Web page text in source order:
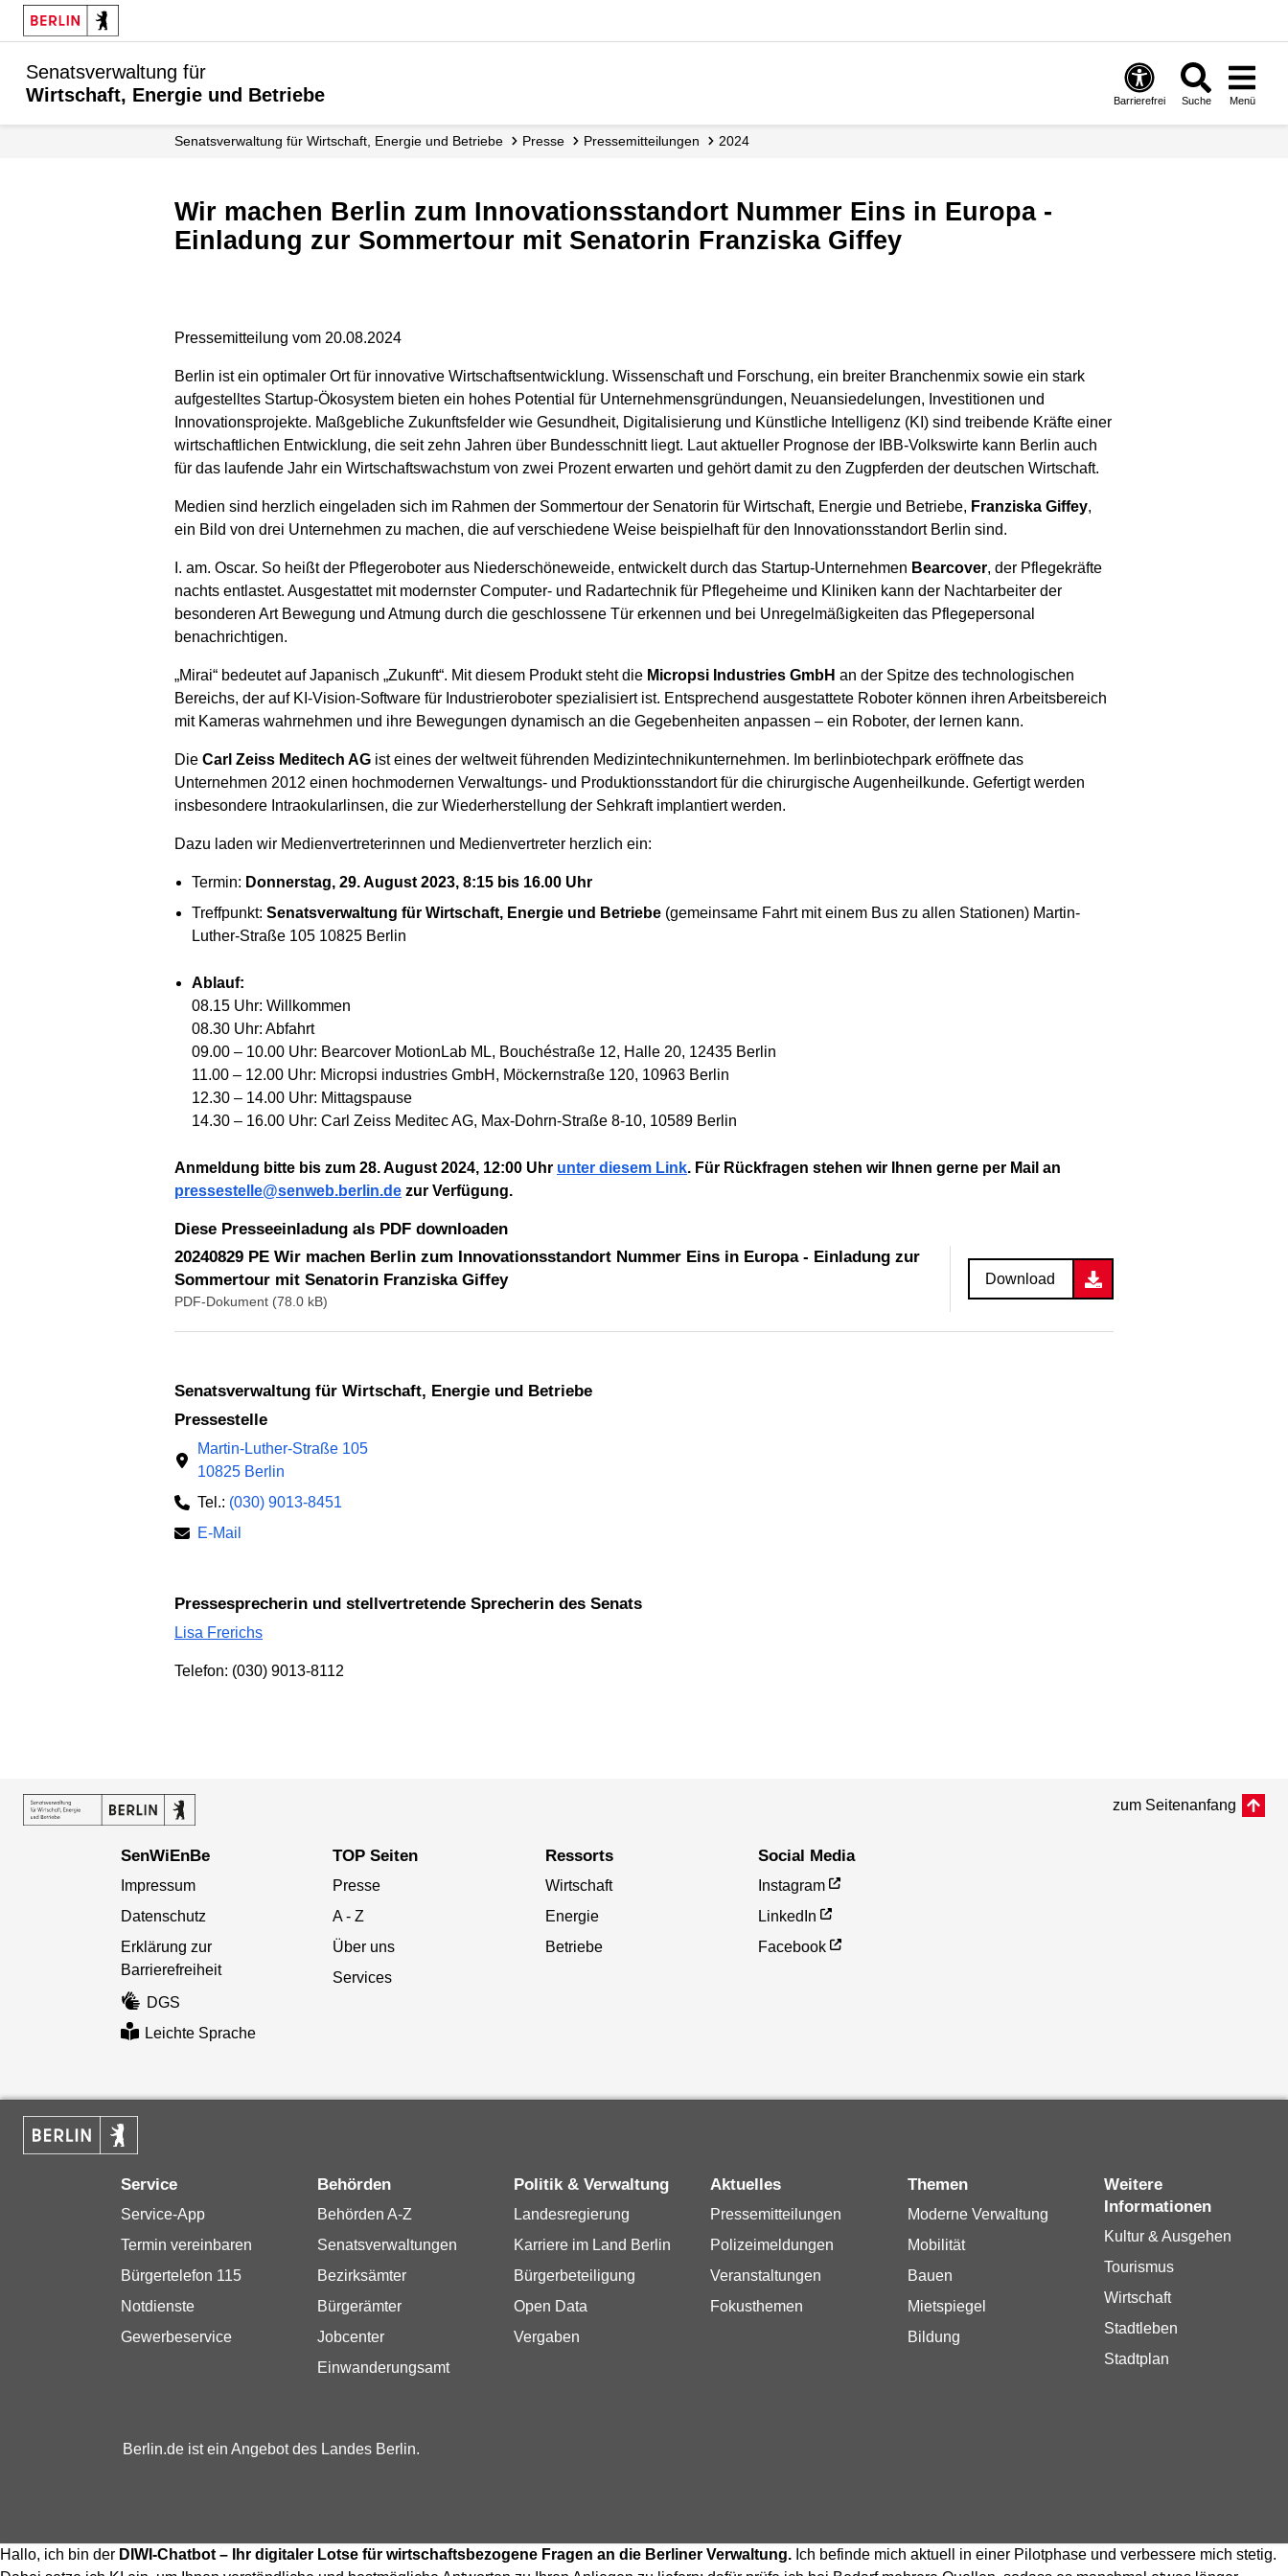
Senatsverwaltung für
Wirtschaft, Energie und Betriebe
Barrierefrei Suche Menü
Senats­verwaltung für Wirtschaft, Energie und Betriebe Presse Presse­mitteilungen 2024
Wir machen Berlin zum Innovationsstandort Nummer Eins in Europa -
Einladung zur Sommertour mit Senatorin Franziska Giffey
Pressemitteilung vom 20.08.2024
Berlin ist ein optimaler Ort für innovative Wirtschaftsentwicklung. Wissenschaft und Forschung, ein breiter Branchenmix sowie ein stark
aufgestelltes Startup-Ökosystem bieten ein hohes Potential für Unternehmensgründungen, Neuansiedelungen, Investitionen und
Innovationsprojekte. Maßgebliche Zukunftsfelder wie Gesundheit, Digitalisierung und Künstliche Intelligenz (KI) sind treibende Kräfte einer
wirtschaftlichen Entwicklung, die seit zehn Jahren über Bundesschnitt liegt. Laut aktueller Prognose der IBB-Volkswirte kann Berlin auch
für das laufende Jahr ein Wirtschaftswachstum von zwei Prozent erwarten und gehört damit zu den Zugpferden der deutschen Wirtschaft.
Medien sind herzlich eingeladen sich im Rahmen der Sommertour der Senatorin für Wirtschaft, Energie und Betriebe, Franziska Giffey,
ein Bild von drei Unternehmen zu machen, die auf verschiedene Weise beispielhaft für den Innovationsstandort Berlin sind.
I. am. Oscar. So heißt der Pflegeroboter aus Niederschöneweide, entwickelt durch das Startup-Unternehmen Bearcover, der Pflegekräfte
nachts entlastet. Ausgestattet mit modernster Computer- und Radartechnik für Pflegeheime und Kliniken kann der Nachtarbeiter der
besonderen Art Bewegung und Atmung durch die geschlossene Tür erkennen und bei Unregelmäßigkeiten das Pflegepersonal
benachrichtigen.
„Mirai“ bedeutet auf Japanisch „Zukunft“. Mit diesem Produkt steht die Micropsi Industries GmbH an der Spitze des technologischen
Bereichs, der auf KI-Vision-Software für Industrieroboter spezialisiert ist. Entsprechend ausgestattete Roboter können ihren Arbeitsbereich
mit Kameras wahrnehmen und ihre Bewegungen dynamisch an die Gegebenheiten anpassen – ein Roboter, der lernen kann.
Die Carl Zeiss Meditech AG ist eines der weltweit führenden Medizintechnikunternehmen. Im berlinbiotechpark eröffnete das
Unternehmen 2012 einen hochmodernen Verwaltungs- und Produktionsstandort für die chirurgische Augenheilkunde. Gefertigt werden
insbesondere Intraokularlinsen, die zur Wiederherstellung der Sehkraft implantiert werden.
Dazu laden wir Medienvertreterinnen und Medienvertreter herzlich ein:
Termin: Donnerstag, 29. August 2023, 8:15 bis 16.00 Uhr
Treffpunkt: Senatsverwaltung für Wirtschaft, Energie und Betriebe(gemeinsame Fahrt mit einem Bus zu allen Stationen) Martin-
Luther-Straße 105 10825 Berlin
Ablauf:
08.15 Uhr: Willkommen
08.30 Uhr: Abfahrt
09.00 – 10.00 Uhr: Bearcover MotionLab ML, Bouchéstraße 12, Halle 20, 12435 Berlin
11.00 – 12.00 Uhr: Micropsi industries GmbH, Möckernstraße 120, 10963 Berlin
12.30 – 14.00 Uhr: Mittagspause
14.30 – 16.00 Uhr: Carl Zeiss Meditec AG, Max-Dohrn-Straße 8-10, 10589 Berlin
Anmeldung bitte bis zum 28. August 2024, 12:00 Uhr unter diesem Link. Für Rückfragen stehen wir Ihnen gerne per Mail an
pressestelle@senweb.berlin.de zur Verfügung.
Diese Presseeinladung als PDF downloaden
20240829 PE Wir machen Berlin zum Innovationsstandort Nummer Eins in Europa - Einladung zur
Sommertour mit Senatorin Franziska Giffey
PDF-Dokument (78.0 kB)
Download
Senatsverwaltung für Wirtschaft, Energie und Betriebe
Pressestelle
Martin-Luther-Straße 105
10825 Berlin
Tel.: (030) 9013-8451
E-Mail
Pressesprecherin und stellvertretende Sprecherin des Senats
Lisa Frerichs
Telefon: (030) 9013-8112
zum Seitenanfang
SenWiEnBe
Impressum
Datenschutz
Erklärung zur
Barrierefreiheit
DGS
Leichte Sprache
TOP Seiten
Presse
A - Z
Über uns
Services
Ressorts
Wirtschaft
Energie
Betriebe
Social Media
Instagram
LinkedIn
Facebook
Service
Service-App
Termin vereinbaren
Bürgertelefon 115
Notdienste
Gewerbeservice
Behörden
Behörden A-Z
Senatsverwaltungen
Bezirksämter
Bürgerämter
Jobcenter
Einwanderungsamt
Politik & Verwaltung
Landesregierung
Karriere im Land Berlin
Bürgerbeteiligung
Open Data
Vergaben
Aktuelles
Pressemitteilungen
Polizeimeldungen
Veranstaltungen
Fokusthemen
Themen
Moderne Verwaltung
Mobilität
Bauen
Mietspiegel
Bildung
Weitere
Informationen
Kultur & Ausgehen
Tourismus
Wirtschaft
Stadtleben
Stadtplan
Berlin.de ist ein Angebot des Landes Berlin.
Hallo, ich bin der DIWI-Chatbot – Ihr digitaler Lotse für wirtschaftsbezogene Fragen an die Berliner Verwaltung. Ich befinde mich aktuell in einer Pilotphase und verbessere mich stetig.